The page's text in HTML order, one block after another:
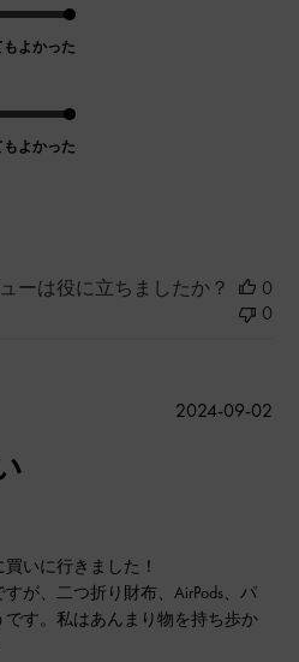
もよかった
もよかった
ーは役に立ちましたか？
0
0
いに行きました！
が、二つ折り財布、AirPods、パ
す。私はあんまり物を持ち歩か
公
2024-09-02